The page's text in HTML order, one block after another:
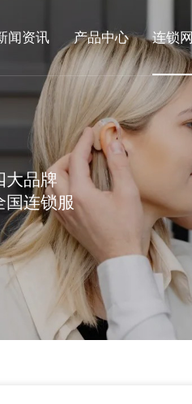
闻资讯 产品中心 连锁
大品牌
连锁服